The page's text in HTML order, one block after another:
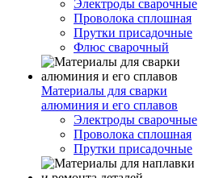
Электроды сварочные
Проволока сплошная
Прутки присадочные
Флюс сварочный
Материалы для сварки
алюминия и его сплавов
Электроды сварочные
Проволока сплошная
Прутки присадочные